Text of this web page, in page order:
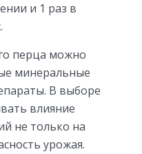
и 1 раз в
перца можно
минеральные
В выборе
влияние
не только на
урожая.